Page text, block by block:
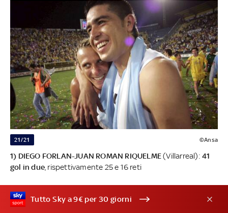
21/21 ©Ansa
1) DIEGO FORLAN-JUAN ROMAN RIQUELME(Villarreal): 41
gol in due , rispettivamente 25 e 16 reti
Tutto Sky a 9€ per 30 giorni